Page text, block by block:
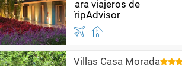
Villas Casa Morada